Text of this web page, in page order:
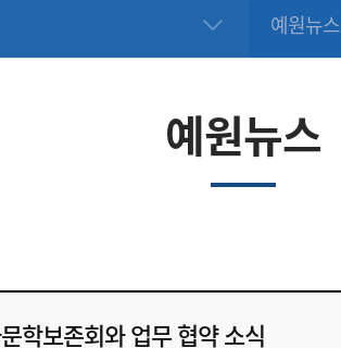
예원뉴스
예원뉴스
학보존회와 업무 협약 소식